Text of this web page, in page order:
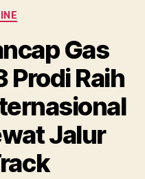
Gas
Prodi Raih
Jalur